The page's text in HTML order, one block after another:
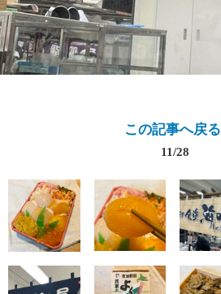
この記事へ戻る
11/28